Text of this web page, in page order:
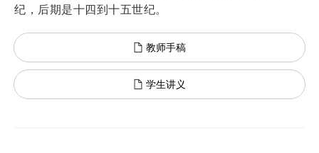
纪，后期是十四到十五世纪。
教师手稿
学生讲义